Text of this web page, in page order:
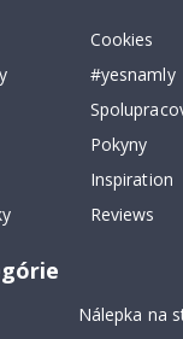
Cookies
#yesnamly
Pokyny
Inspiration
Reviews
Nálepka na